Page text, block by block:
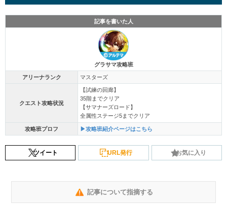
記事を書いた人
グラサマ攻略班
アリーナランク マスターズ
クエスト攻略状況
【試練の回廊】
35階までクリア
【サマナーズロード】
全属性ステージ5までクリア
攻略班プロフ ▶攻略班紹介ページはこちら
ツイート URL発行 お気に入り
記事について指摘する